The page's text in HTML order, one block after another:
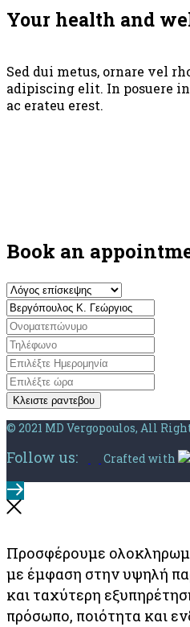
Your health and
Sed dui metus, ornare vel
adipiscing elit. In posuere
ac erateu erest.
Book an
Κλειστε ραντεβου
© 2021 MD Vergopoulos, All
Follow us: Crafted with
Προσφέρουμε
με έμφαση στην υψηλή
και ταχύτερη
πρόσωπο, ποιότητα και